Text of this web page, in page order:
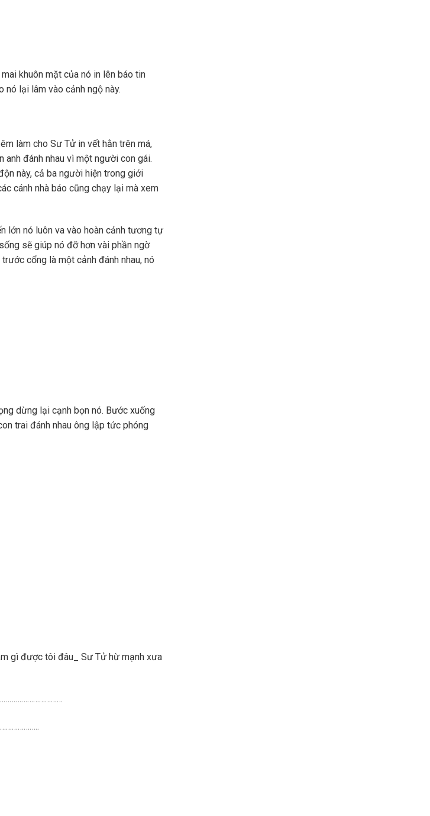
khuôn mặt của nó in lên báo tin
nó lại lâm vào cảnh ngộ này.
làm cho Sư Tử in vết hằn trên má,
đánh nhau vì một người con gái.
này, cả ba người hiện trong giới
cánh nhà báo cũng chạy lại mà xem
nó luôn va vào hoàn cảnh tương tự
sẽ giúp nó đỡ hơn vài phần ngờ
cổng là một cảnh đánh nhau, nó
dừng lại cạnh bọn nó. Bước xuống
trai đánh nhau ông lập tức phóng
gì được tôi đâu_ Sư Tử hừ mạnh xưa